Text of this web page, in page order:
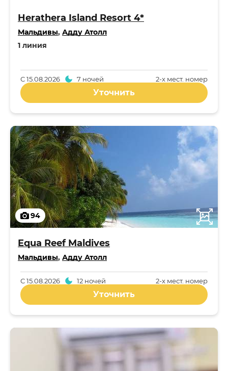
Herathera Island Resort 4*
Мальдивы, Адду Атолл
1 линия
2-x мест. номер
С15.08.2026 7 ночей
Уточнить
94
Equa Reef Maldives
Мальдивы, Адду Атолл
2-x мест. номер
С15.08.2026 12 ночей
Уточнить